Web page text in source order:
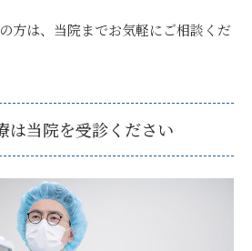
方は、当院までお気軽にご相談くだ
は当院を受診ください